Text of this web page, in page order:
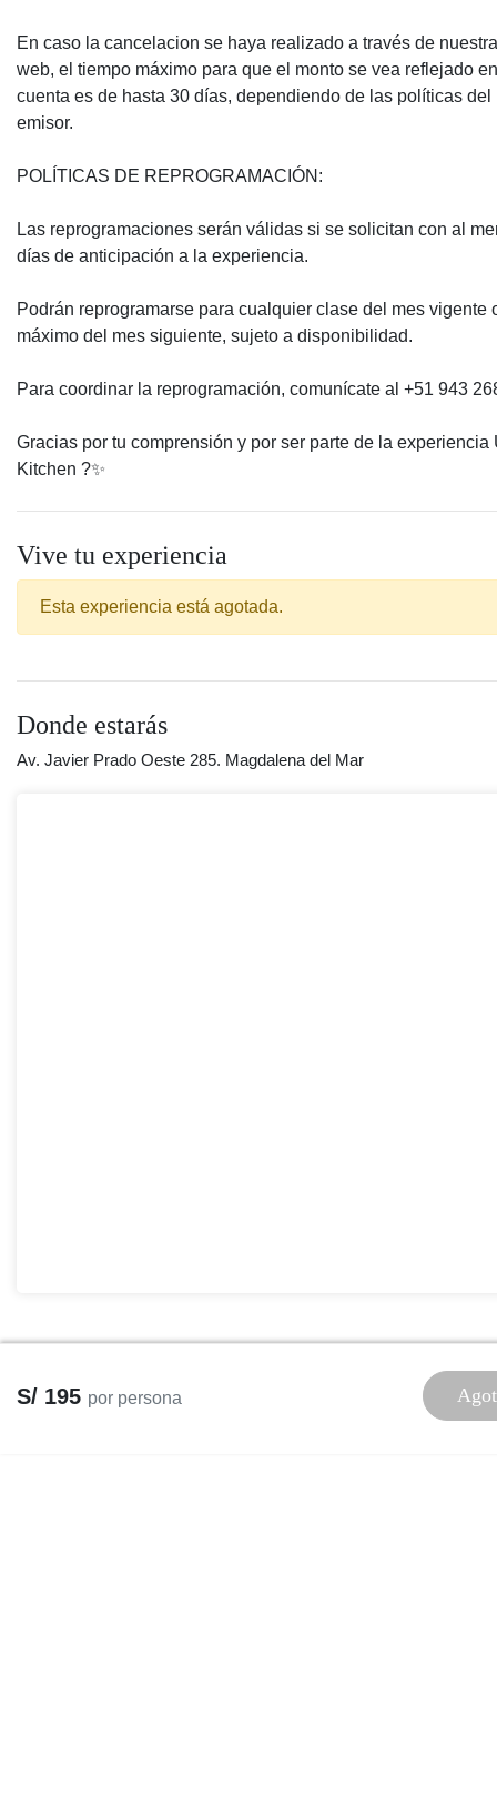
En caso la cancelacion se haya realizado a través de
web, el tiempo máximo para que el monto se vea reflejado
cuenta es de hasta 30 días, dependiendo de las políticas del
emisor.
POLÍTICAS DE REPROGRAMACIÓN:
Las reprogramaciones serán válidas si se solicitan con al
días de anticipación a la experiencia.
Podrán reprogramarse para cualquier clase del mes vigente
máximo del mes siguiente, sujeto a disponibilidad.
Para coordinar la reprogramación, comunícate al +51 943
Gracias por tu comprensión y por ser parte de la experiencia
Kitchen ?️✨
Vive tu experiencia
Esta experiencia está agotada.
Donde estarás
Av. Javier Prado Oeste 285. Magdalena del Mar
S/ 195 por persona